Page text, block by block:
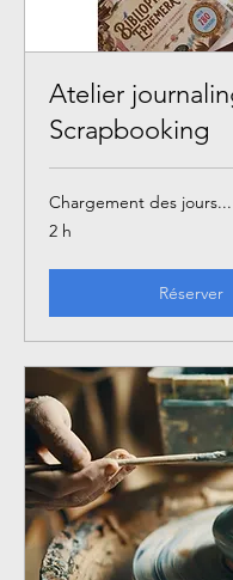
Atelier
Scrapbooking
Chargement des jours...
2 h
Réserver